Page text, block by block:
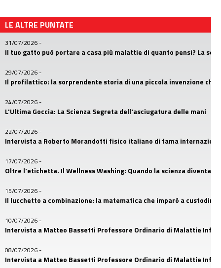
LE ALTRE PUNTATE
31/07/2026-
Il tuo gatto può portare a casa più malattie di quanto pensi? La
29/07/2026-
Il profilattico: la sorprendente storia di una piccola invenzione
24/07/2026-
L'Ultima Goccia: La Scienza Segreta dell'asciugatura delle mani
22/07/2026-
Intervista a Roberto Morandotti fisico italiano di fama
17/07/2026-
Oltre l'etichetta. Il Wellness Washing: Quando la scienza diventa
15/07/2026-
Il lucchetto a combinazione: la matematica che imparò a custodire
10/07/2026-
Intervista a Matteo Bassetti Professore Ordinario di Malattie
08/07/2026-
Intervista a Matteo Bassetti Professore Ordinario di Malattie